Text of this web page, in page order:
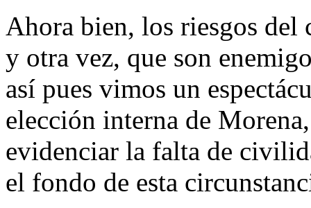
Ahora bien, los riesgos del
y otra vez, que son
así pues vimos un
elección interna de
evidenciar la falta de
el fondo de esta